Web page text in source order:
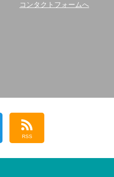
コンタクトフォームへ
RSS